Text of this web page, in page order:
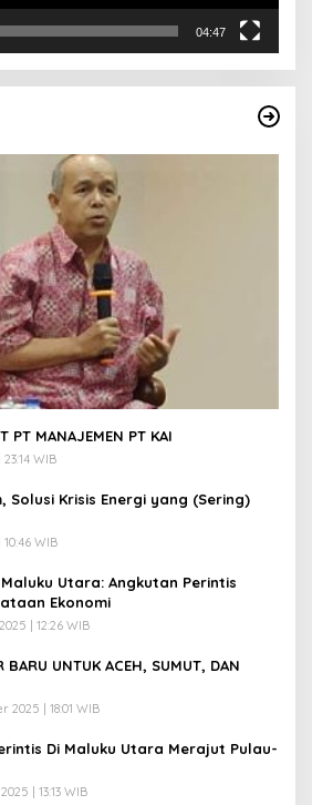
04:47
PT MANAJEMEN PT KAI
WIB
Solusi Krisis Energi yang (Sering)
WIB
Utara: Angkutan Perintis
Ekonomi
| 12:26 WIB
BARU UNTUK ACEH, SUMUT, DAN
2025 | 18:01 WIB
Di Maluku Utara Merajut Pulau-
| 13:13 WIB